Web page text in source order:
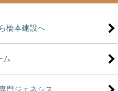
橋本建設へ
ム
門ジェネシス